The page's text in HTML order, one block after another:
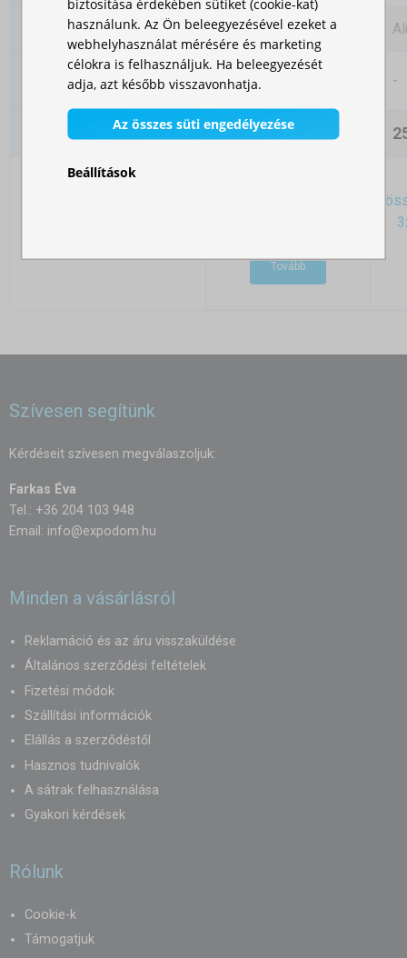
Szerkezet Alumínium
A szerkezet felületi
kezelése
- -
181 000,00 Ft
Tovább
Szívesen segítünk
Kérdéseit szívesen megválaszoljuk:
Farkas Éva
Tel.: +36 204 103 948
Email: info@expodom.hu
Minden a vásárlásról
Reklamáció és az áru visszaküldése
Általános szerződési feltételek
Fizetési módok
Szállítási információk
Elállás a szerződéstől
Hasznos tudnivalók
A sátrak felhasználása
Gyakori kérdések
Rólunk
Cookie-k
Támogatjuk
használunk. Az Ön beleegyezésével ezeket a
webhelyhasználat mérésére és marketing
célokra is felhasználjuk. Ha beleegyezését
adja, azt később visszavonhatja.
Az összes süti engedélyezése
Beállítások